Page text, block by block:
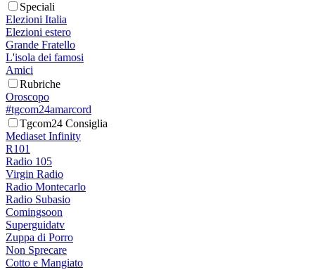
Speciali
Elezioni Italia
Elezioni estero
Grande Fratello
L'isola dei famosi
Amici
Rubriche
Oroscopo
#tgcom24amarcord
Tgcom24 Consiglia
Mediaset Infinity
R101
Radio 105
Virgin Radio
Radio Montecarlo
Radio Subasio
Comingsoon
Superguidatv
Zuppa di Porro
Non Sprecare
Cotto e Mangiato